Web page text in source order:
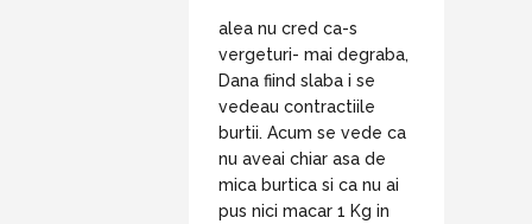
alea nu cred ca-s
vergeturi- mai degraba,
Dana fiind slaba i se
vedeau contractiile
burtii. Acum se vede ca
nu aveai chiar asa de
mica burtica si ca nu ai
pus nici macar 1 Kg in